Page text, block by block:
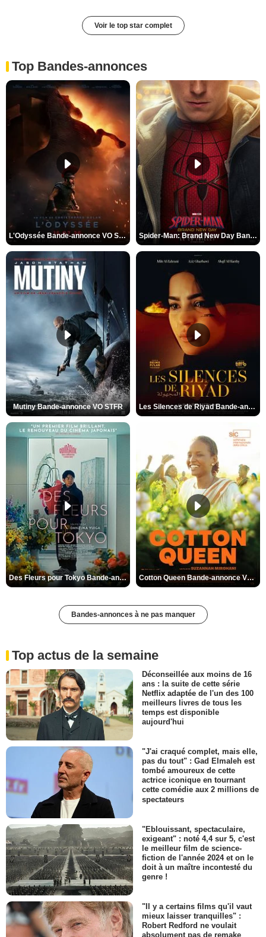
Voir le top star complet
Top Bandes-annonces
L'Odyssée Bande-annonce VO STFR Spider-Man: Brand New Day Bande-annonce VO STFR
Mutiny Bande-annonce VO STFR Les Silences de Riyad Bande-annonce VO STFR
Des Fleurs pour Tokyo Bande-annonce VO STFR Cotton Queen Bande-annonce VO STFR
Bandes-annonces à ne pas manquer
Top actus de la semaine
Déconseillée aux moins de 16
ans : la suite de cette série
Netflix adaptée de l'un des 100
meilleurs livres de tous les
temps est disponible
aujourd'hui
"J'ai craqué complet, mais elle,
pas du tout" : Gad Elmaleh est
tombé amoureux de cette
actrice iconique en tournant
cette comédie aux 2 millions de
spectateurs
"Eblouissant, spectaculaire,
exigeant" : noté 4,4 sur 5, c'est
le meilleur film de science-
fiction de l'année 2024 et on le
doit à un maître incontesté du
genre !
"Il y a certains films qu'il vaut
mieux laisser tranquilles" :
Robert Redford ne voulait
absolument pas de remake